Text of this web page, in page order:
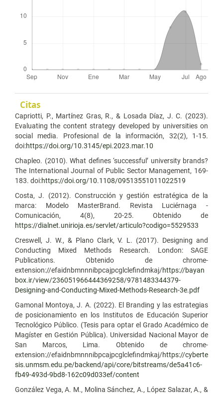
Citas
Capriotti, P., Martínez Gras, R., & Losada Díaz, J. C. (2023).
Evaluating the content strategy developed by universities on
social media. Profesional de la información, 32(2), 1-15.
doi:https://doi.org/10.3145/epi.2023.mar.10
Chapleo. (2010). What defines ‘successful’ university brands?
The International Journal of Public Sector Management, 169-
183. doi:https://doi.org/10.1108/09513551011022519
Costa, J. (2012). Construcción y gestión estratégica de la
marca: Modelo MasterBrand. Revista Luciérnaga -
Comunicación, 4(8), 20-25. Obtenido de
https://dialnet.unirioja.es/servlet/articulo?codigo=5529533
Creswell, J. W., & Plano Clark, V. L. (2017). Designing and
Conducting Mixed Methods Research. London: SAGE
Publications. Obtenido de chrome-
extension://efaidnbmnnnibpcajpcglclefindmkaj/https://bayan
box.ir/view/236051966444369258/9781483344379-
Designing-and-Conducting-Mixed-Methods-Research-3e.pdf
Gamonal Montoya, J. A. (2022). El Branding y las estrategias
de posicionamiento en los Institutos de Educación Superior
Tecnológico Público. (Tesis para optar el Grado Académico de
Magíster en Gestión Pública). Universidad Nacional Mayor de
San Marcos, Lima. Obtenido de chrome-
extension://efaidnbmnnnibpcajpcglclefindmkaj/https://cyberte
sis.unmsm.edu.pe/backend/api/core/bitstreams/de5a41c6-
fb49-493d-9bd8-162c09d033ef/content
González Vega, A. M., Molina Sánchez, A., López Salazar, A., &